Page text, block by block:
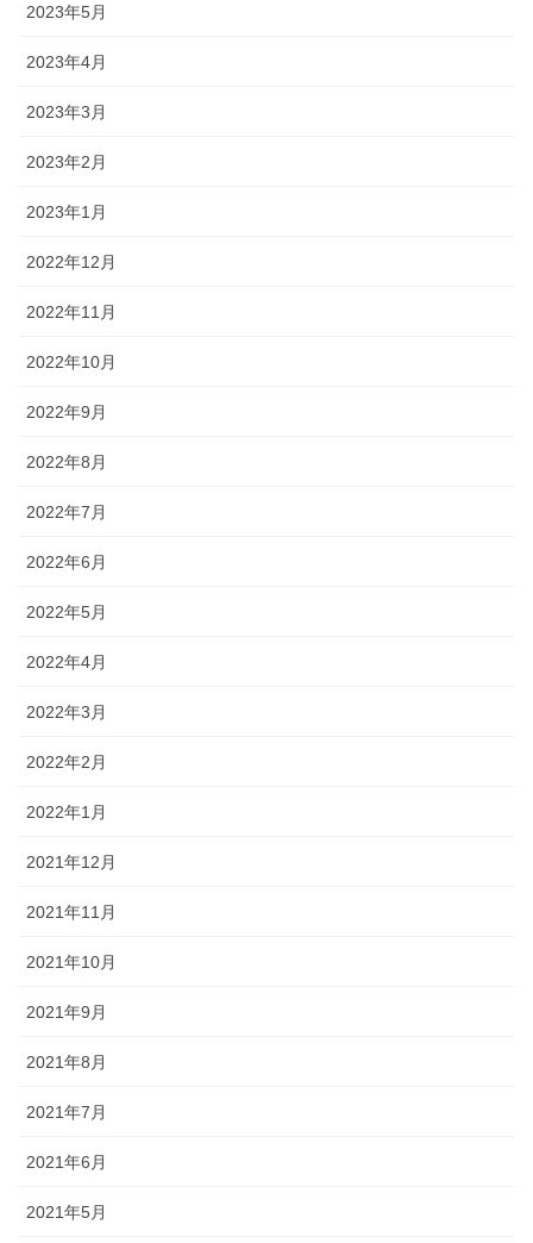
2023年5月
2023年4月
2023年3月
2023年2月
2023年1月
2022年12月
2022年11月
2022年10月
2022年9月
2022年8月
2022年7月
2022年6月
2022年5月
2022年4月
2022年3月
2022年2月
2022年1月
2021年12月
2021年11月
2021年10月
2021年9月
2021年8月
2021年7月
2021年6月
2021年5月